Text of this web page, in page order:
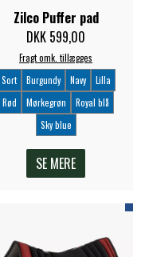
& DÆKKEN
& RIDEDÆKKEN
& INFRARØD
Zilco Puffer pad
DKK 599,00
Fragt omk. tillægges
Sort
Burgundy Navy
Lilla
Rød
Mørkegrøn
Royal blå
Sky blue
SE MERE